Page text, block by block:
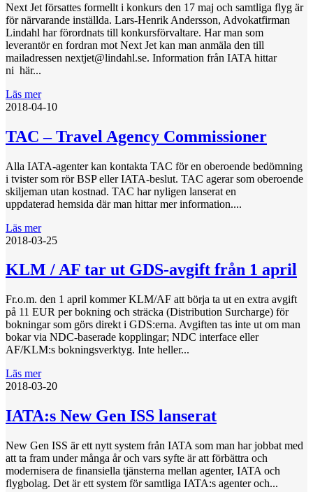
Next Jet försattes formellt i konkurs den 17 maj och samtliga flyg är
för närvarande inställda. Lars-Henrik Andersson, Advokatfirman
Lindahl har förordnats till konkursförvaltare. Har man som
leverantör en fordran mot Next Jet kan man anmäla den till
mailadressen nextjet@lindahl.se. Information från IATA hittar
ni här...
Läs mer
2018-04-10
TAC – Travel Agency Commissioner
Alla IATA-agenter kan kontakta TAC för en oberoende bedömning
i tvister som rör BSP eller IATA-beslut. TAC agerar som oberoende
skiljeman utan kostnad. TAC har nyligen lanserat en
uppdaterad hemsida där man hittar mer information....
Läs mer
2018-03-25
KLM / AF tar ut GDS-avgift från 1 april
Fr.o.m. den 1 april kommer KLM/AF att börja ta ut en extra avgift
på 11 EUR per bokning och sträcka (Distribution Surcharge) för
bokningar som görs direkt i GDS:erna. Avgiften tas inte ut om man
bokar via NDC-baserade kopplingar; NDC interface eller
AF/KLM:s bokningsverktyg. Inte heller...
Läs mer
2018-03-20
IATA:s New Gen ISS lanserat
New Gen ISS är ett nytt system från IATA som man har jobbat med
att ta fram under många år och vars syfte är att förbättra och
modernisera de finansiella tjänsterna mellan agenter, IATA och
flygbolag. Det är ett system för samtliga IATA:s agenter och...